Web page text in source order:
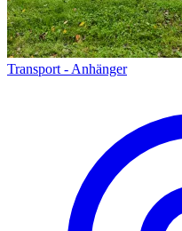
Transport - Anhänger